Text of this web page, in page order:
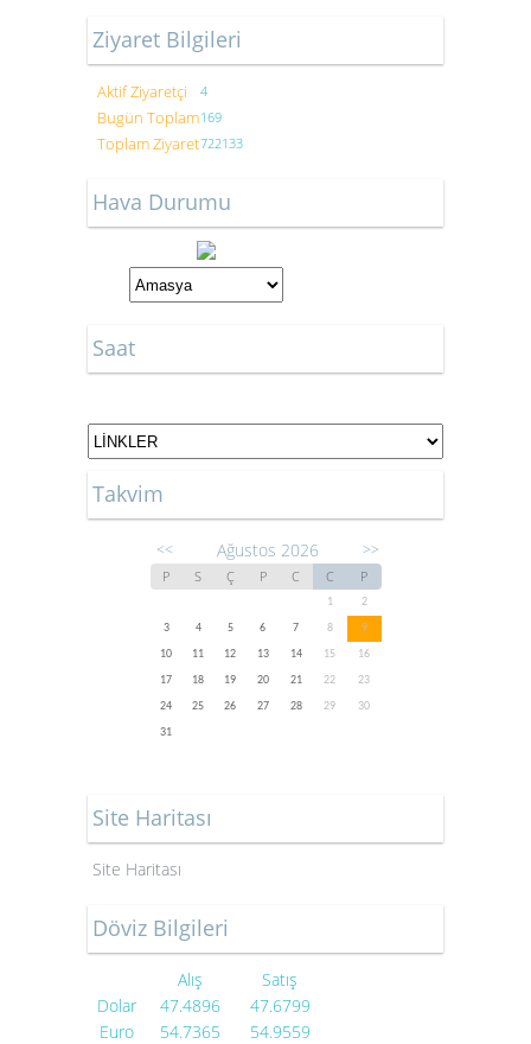
Ziyaret Bilgileri
Aktif Ziyaretçi 4
Bugün Toplam169
Toplam Ziyaret722133
Hava Durumu
Saat
Takvim
<< Ağustos 2026 >>
P S Ç P C C P
1
2
3
4 5 6 7 8
9
10
11 12 13 14 15
16
17
18 19 20 21 22
23
24
25 26 27 28 29
30
31
Site Haritası
Site Haritası
Döviz Bilgileri
Alış
Satış
Dolar
47.4896
47.6799
Euro
54.7365 54.9559